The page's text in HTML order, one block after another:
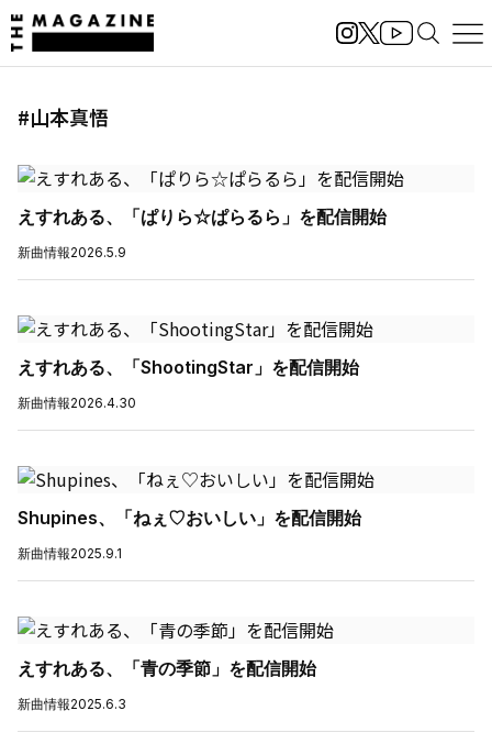
#山本真悟
えすれある、「ぱりら☆ぱらるら」を配信開始
新曲情報2026.5.9
えすれある、「ShootingStar」を配信開始
新曲情報2026.4.30
Shupines、「ねぇ♡おいしい」を配信開始
新曲情報2025.9.1
えすれある、「青の季節」を配信開始
新曲情報2025.6.3